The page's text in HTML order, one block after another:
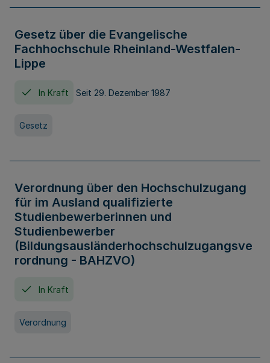
Gesetz über die Evangelische
Fachhochschule Rheinland-Westfalen-
Lippe
In Kraft Seit 29. Dezember 1987
Gesetz
Verordnung über den Hochschulzugang
für im Ausland qualifizierte
Studienbewerberinnen und
Studienbewerber
(Bildungsausländerhochschulzugangsve
rordnung - BAHZVO)
In Kraft
Verordnung